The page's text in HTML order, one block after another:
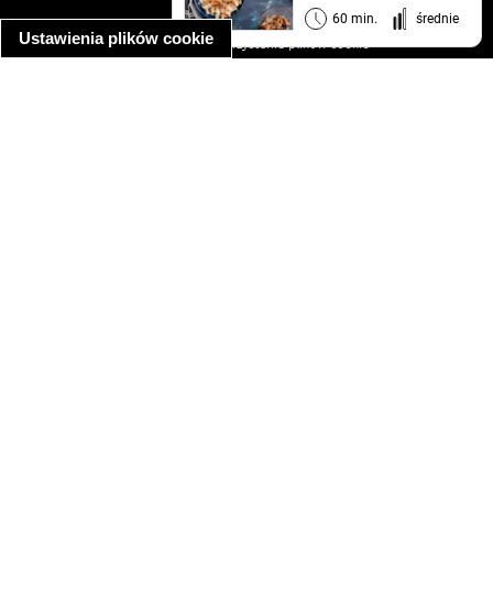
Ustawienia plików cookie
60 min. średnie
informacja o prywatności
informacja o wykorzystaniu plików cookie